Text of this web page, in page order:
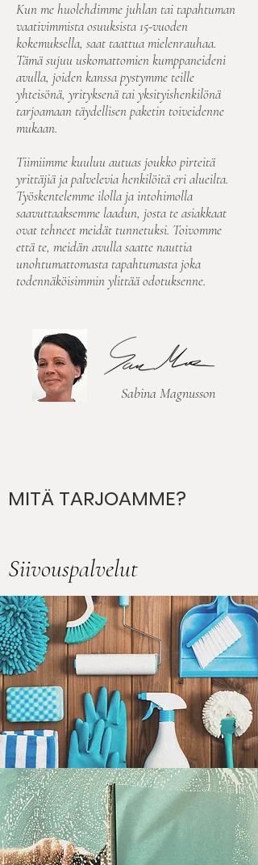
Kun me huolehdimme juhlan tai tapahtuman
vaativimmista osuuksista 15-vuoden
kokemuksella, saat taattua mielenrauhaa.
Tämä sujuu uskomattomien kumppaneideni
avulla, joiden kanssa pystymme teille
yhteisönä, yrityksenä tai yksityishenkilönä
tarjoamaan täydellisen paketin toiveidenne
mukaan.
Tiimiimme kuuluu autuas joukko pirteitä
yrittäjiä ja palvelevia henkilöitä eri alueilta.
Työskentelemme ilolla ja intohimolla
saavuttaaksemme laadun, josta te asiakkaat
ovat tehneet meidät tunnetuksi. Toivomme
että te, meidän avulla saatte nauttia
unohtumattomasta tapahtumasta joka
todennäköisimmin ylittää odotuksenne.
Sabina Magnusson
MITÄ TARJOAMME?
Siivouspalvelut